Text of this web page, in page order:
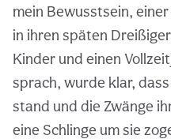
mein Bewusstsein,
in ihren späten
Kinder und einen
sprach, wurde klar,
stand und die Zwänge
eine Schlinge um sie